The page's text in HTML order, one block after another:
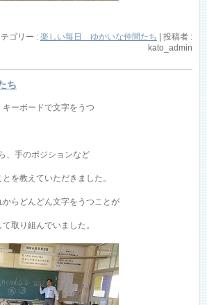
ゴリー : 楽しい毎日 ゆかいな仲間たち | 投稿者 :
kato_admin
ち
ーボードで文字をうつ
、手のポジションなど
を教えていただきました。
からどんどん文字をうつことが
取り組んでいました。